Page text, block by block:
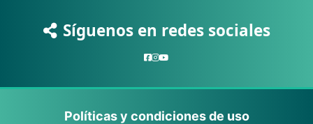
Síguenos en redes sociales
Políticas y condiciones de uso